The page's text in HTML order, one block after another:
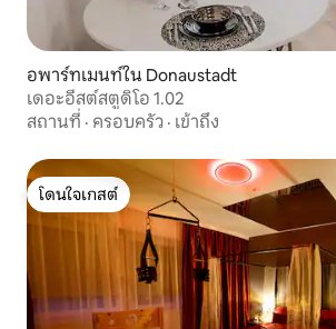
อพาร์ทเมนท์ใน Donaustadt
เดอะอีสต์สตูดิโอ 1.02
สถานที่ · ครอบครัว · เข้าถึง
โดนใจเกสต์
โดนใจเกสต์